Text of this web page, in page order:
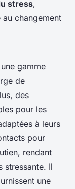
stress,
au changement
gamme
de
des
pour les
à leurs
pour
rendant
stressante. Il
une